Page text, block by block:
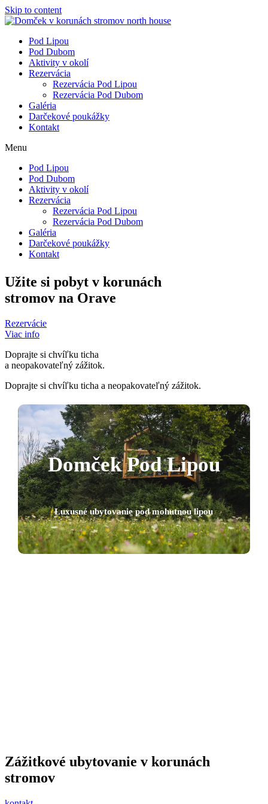
Skip to content
Pod Lipou
Pod Dubom
Aktivity v okolí
Rezervácia
Rezervácia Pod Lipou
Rezervácia Pod Dubom
Galéria
Darčekové poukážky
Kontakt
Menu
Pod Lipou
Pod Dubom
Aktivity v okolí
Rezervácia
Rezervácia Pod Lipou
Rezervácia Pod Dubom
Galéria
Darčekové poukážky
Kontakt
Užite si pobyt v korunách
stromov na Orave
Rezervácie
Viac info
Doprajte si chvíľku ticha
a neopakovateľný zážitok.
Doprajte si chvíľku ticha a neopakovateľný zážitok.
Domček Pod Lipou
Luxusné ubytovanie pod mohutnou lipou
Zážitkové ubytovanie v korunách
stromov